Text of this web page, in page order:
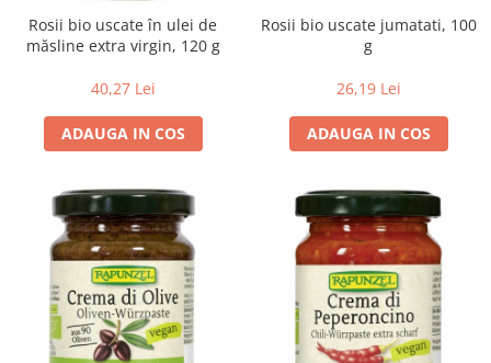
Rosii bio uscate în ulei de
măsline extra virgin, 120 g
40,27 Lei
ADAUGA IN COS
Rosii bio uscate jumatati, 100
g
26,19 Lei
ADAUGA IN COS